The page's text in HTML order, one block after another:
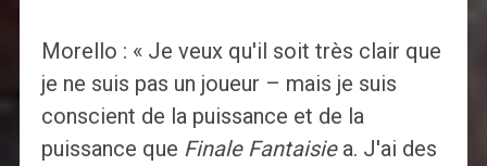
Morello : « Je veux qu'il soit très clair que
je ne suis pas un joueur – mais je suis
conscient de la puissance et de la
puissance que Finale Fantaisiea. J'ai des